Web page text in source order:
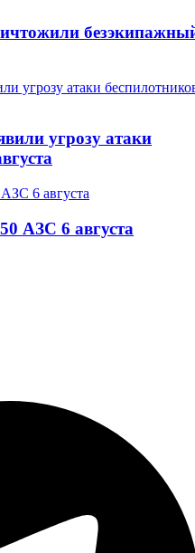
угрозу атаки
АЗС 6 августа